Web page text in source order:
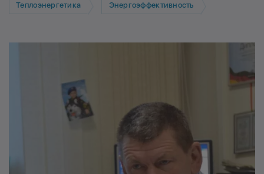
Теплоэнергетика Энергоэффективность